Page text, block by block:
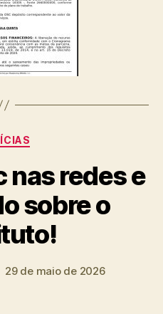
Categorias
nas redes e
sobre o
29 de maio de 2026